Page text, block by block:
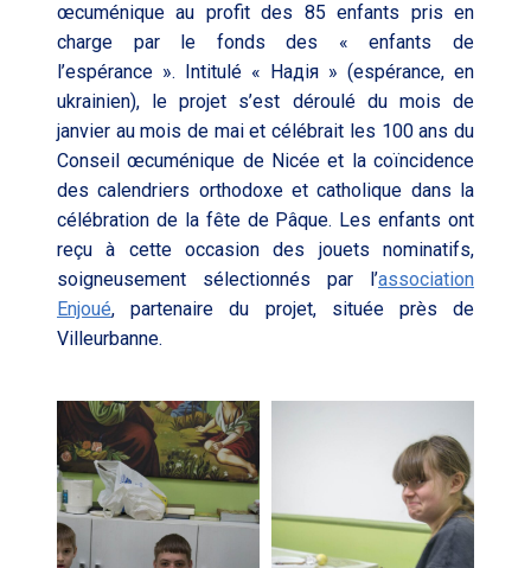
œcuménique au profit des 85 enfants pris en
charge par le fonds des « enfants de
l’espérance ». Intitulé « Hадія » (espérance, en
ukrainien), le projet s’est déroulé du mois de
janvier au mois de mai et célébrait les 100 ans du
Conseil œcuménique de Nicée et la coïncidence
des calendriers orthodoxe et catholique dans la
célébration de la fête de Pâque. Les enfants ont
reçu à cette occasion des jouets nominatifs,
soigneusement sélectionnés par l’association
Enjoué, partenaire du projet, située près de
Villeurbanne.